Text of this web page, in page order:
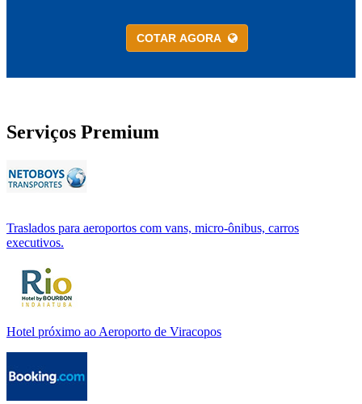
COTAR AGORA
Serviços Premium
Traslados para aeroportos com vans, micro-ônibus, carros
executivos.
Hotel próximo ao Aeroporto de Viracopos